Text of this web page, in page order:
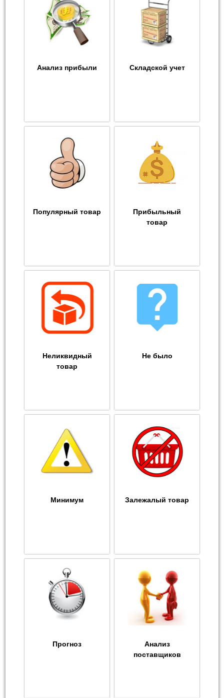
Анализ прибыли Складской учет
Популярный товар
Прибыльный
товар
Неликвидный
товар
Не было
Минимум Залежалый товар
Прогноз
Анализ
поставщиков